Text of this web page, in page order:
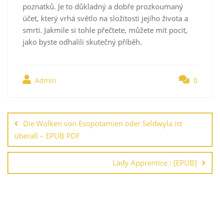
poznatků. Je to důkladný a dobře prozkoumaný
účet, který vrhá světlo na složitosti jejího života a
smrti. Jakmile si tohle přečtete, můžete mít pocit,
jako byste odhalili skutečný příběh.
Admin 0
de
entradas
Die Wolken von Esopotamien oder Seldwyla ist
überall – EPUB PDF
Lady Apprentice : [EPUB]